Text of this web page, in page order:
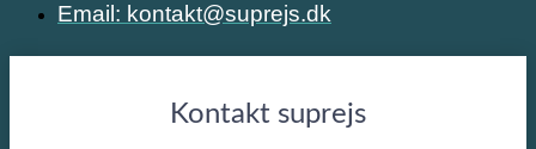
Email: kontakt@suprejs.dk
Kontakt suprejs